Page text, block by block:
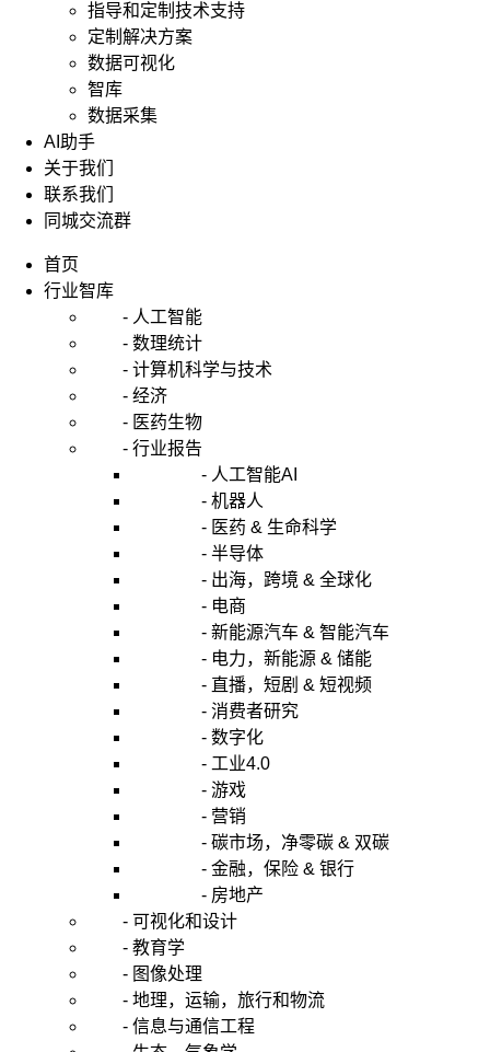
指导和定制技术支持
定制解决方案
数据可视化
智库
数据采集
AI助手
关于我们
联系我们
同城交流群
首页
行业智库
- 人工智能
- 数理统计
- 计算机科学与技术
- 经济
- 医药生物
- 行业报告
- 人工智能AI
- 机器人
- 医药 & 生命科学
- 半导体
- 出海，跨境 & 全球化
- 电商
- 新能源汽车 & 智能汽车
- 电力，新能源 & 储能
- 直播，短剧 & 短视频
- 消费者研究
- 数字化
- 工业4.0
- 游戏
- 营销
- 碳市场，净零碳 & 双碳
- 金融，保险 & 银行
- 房地产
- 可视化和设计
- 教育学
- 图像处理
- 地理，运输，旅行和物流
- 信息与通信工程